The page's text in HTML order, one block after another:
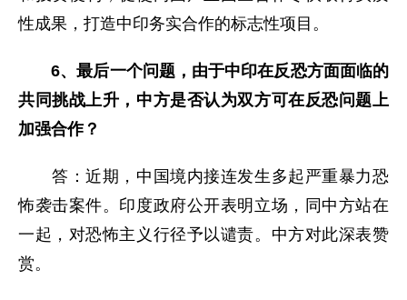
性成果，打造中印务实合作的标志性项目。
6、最后一个问题，由于中印在反恐方面面临的
共同挑战上升，中方是否认为双方可在反恐问题上
加强合作？
答：近期，中国境内接连发生多起严重暴力恐
怖袭击案件。印度政府公开表明立场，同中方站在
一起，对恐怖主义行径予以谴责。中方对此深表赞
赏。